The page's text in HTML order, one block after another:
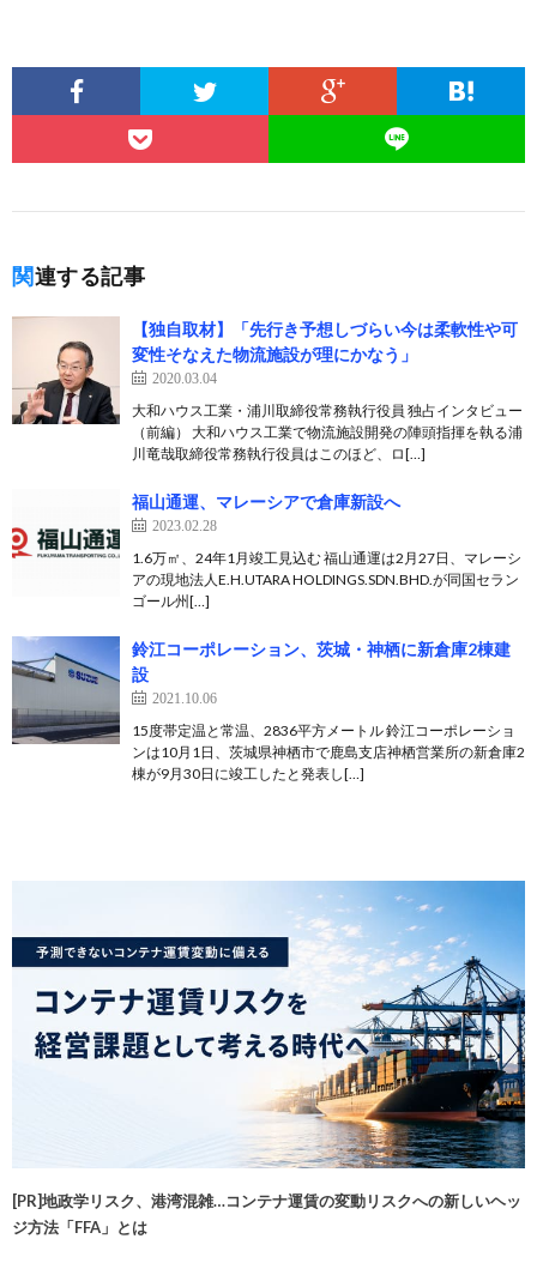
関連する記事
【独自取材】「先行き予想しづらい今は柔軟性や可
変性そなえた物流施設が理にかなう」
2020.03.04
大和ハウス工業・浦川取締役常務執行役員 独占インタビュー
（前編） 大和ハウス工業で物流施設開発の陣頭指揮を執る浦
川竜哉取締役常務執行役員はこのほど、ロ[…]
福山通運、マレーシアで倉庫新設へ
2023.02.28
1.6万㎡、24年1月竣工見込む 福山通運は2月27日、マレーシ
アの現地法人E.H.UTARA HOLDINGS.SDN.BHD.が同国セラン
ゴール州[…]
鈴江コーポレーション、茨城・神栖に新倉庫2棟建
設
2021.10.06
15度帯定温と常温、2836平方メートル 鈴江コーポレーショ
ンは10月1日、茨城県神栖市で鹿島支店神栖営業所の新倉庫2
棟が9月30日に竣工したと発表し[…]
[PR]地政学リスク、港湾混雑…コンテナ運賃の変動リスクへの新しいヘッ
ジ方法「FFA」とは